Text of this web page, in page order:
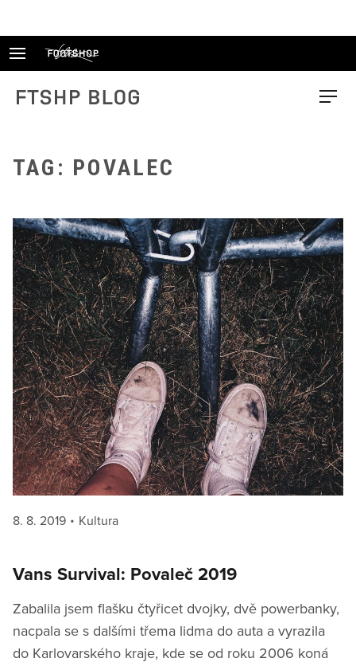
FTSHP blog Menu
TAG: POVALEC
Posted
8. 8. 2019 Categories
Kultura
Vans Survival: Povaleč 2019
Zabalila jsem flašku čtyřicet dvojky, dvě powerbanky,
nacpala se s dalšími třema lidma do auta a vyrazila
do Karlovarského kraje, kde se od roku 2006 koná